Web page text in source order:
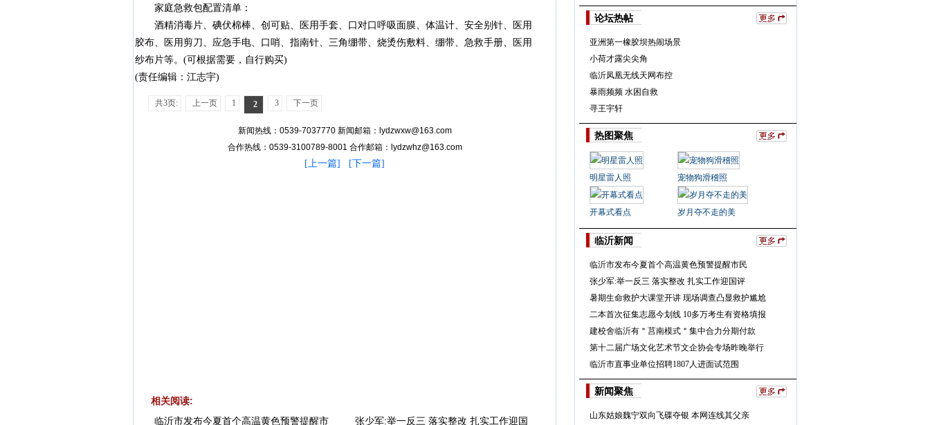
家庭急救包配置清单：
酒精消毒片、碘伏棉棒、创可贴、医用手套、口对口呼吸面膜、体温计、安全别针、医用
胶布、医用剪刀、应急手电、口哨、指南针、三角绷带、烧烫伤敷料、绷带、急救手册、医用
纱布片等。(可根据需要，自行购买)
(责任编辑：江志宇)
共3页: 上一页 1 2 3 下一页
新闻热线：0539-7037770 新闻邮箱：lydzwxw@163.com
合作热线：0539-3100789-8001 合作邮箱：lydzwhz@163.com
[上一篇] [下一篇]
相关阅读:
临沂市发布今夏首个高温黄色预警提醒市
张少军:举一反三 落实整改 扎实工作迎国
论坛热帖
亚洲第一橡胶坝热闹场景
小荷才露尖尖角
临沂凤凰无线天网布控
暴雨频频 水困自救
寻王宇轩
热图聚焦
明星雷人照 宠物狗滑稽照
开幕式看点 岁月夺不走的美
临沂新闻
临沂市发布今夏首个高温黄色预警提醒市民
张少军:举一反三 落实整改 扎实工作迎国评
暑期生命救护大课堂开讲 现场调查凸显救护尴尬
二本首次征集志愿今划线 10多万考生有资格填报
建校舍临沂有＂莒南模式＂集中合力分期付款
第十二届广场文化艺术节文企协会专场昨晚举行
临沂市直事业单位招聘1807人进面试范围
新闻聚焦
山东姑娘魏宁双向飞碟夺银 本网连线其父亲